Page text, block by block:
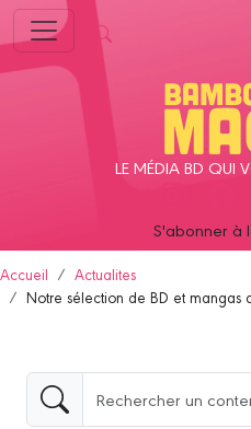
LE MÉDIA BD QUI
S'abonner à
Accueil
Actualites
Notre sélection de BD et mangas
Panneau de gestion des cookies